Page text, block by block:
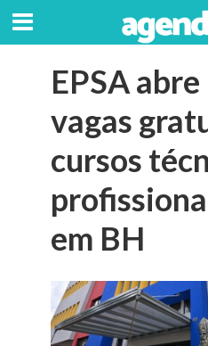
EPSA
vagas
cursos
em BH